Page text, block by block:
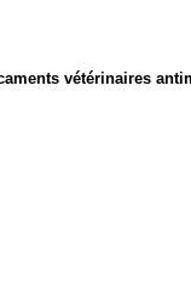
vétérinaires